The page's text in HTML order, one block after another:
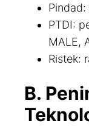
PTDI:
MALE,
Ristek:
B.